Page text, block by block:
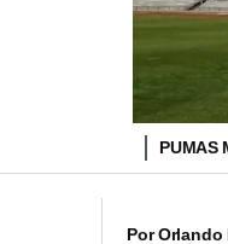
PUMAS
PorOrlando